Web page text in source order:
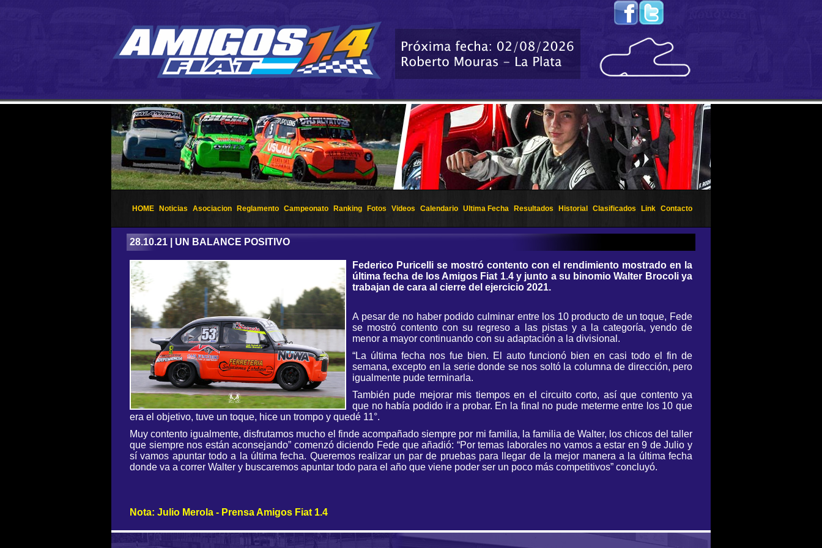
HOME Noticias Asociacion Reglamento Campeonato Ranking Fotos Videos Calendario Ultima Fecha Resultados Historial Clasificados Link Contacto
28.10.21 | UN BALANCE POSITIVO
Federico Puricelli se mostró contento con el rendimiento mostrado en la
última fecha de los Amigos Fiat 1.4 y junto a su binomio Walter Brocoli ya
trabajan de cara al cierre del ejercicio 2021.
A pesar de no haber podido culminar entre los 10 producto de un toque, Fede
se mostró contento con su regreso a las pistas y a la categoría, yendo de
menor a mayor continuando con su adaptación a la divisional.
“La última fecha nos fue bien. El auto funcionó bien en casi todo el fin de
semana, excepto en la serie donde se nos soltó la columna de dirección, pero
igualmente pude terminarla.
También pude mejorar mis tiempos en el circuito corto, así que contento ya
que no había podido ir a probar. En la final no pude meterme entre los 10 que
era el objetivo, tuve un toque, hice un trompo y quedé 11°.
Muy contento igualmente, disfrutamos mucho el finde acompañado siempre por mi familia, la familia de Walter, los chicos del taller
que siempre nos están aconsejando” comenzó diciendo Fede que añadió: “Por temas laborales no vamos a estar en 9 de Julio y
sí vamos apuntar todo a la última fecha. Queremos realizar un par de pruebas para llegar de la mejor manera a la última fecha
donde va a correr Walter y buscaremos apuntar todo para el año que viene poder ser un poco más competitivos” concluyó.
Nota: Julio Merola - Prensa Amigos Fiat 1.4